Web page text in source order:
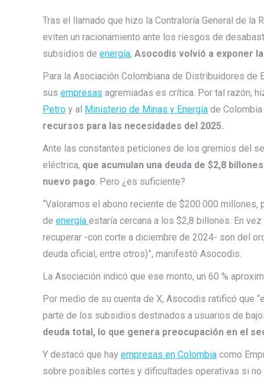
Tras el llamado que hizo la Contraloría General de la
eviten un racionamiento ante los riesgos de
subsidios de energía, Asocodis volvió a exponer
Para la Asociación Colombiana de Distribuidores
sus empresas agremiadas es crítica. Por tal razón,
Petro y al Ministerio de Minas y Energía de Colombia
recursos para las necesidades del 2025.
Ante las constantes peticiones de los gremios del
eléctrica, que acumulan una deuda de $2,8
nuevo pago. Pero ¿es suficiente?
“Valoramos el abono reciente de $200.000
de energía estaría cercana a los $2,8 billones. En
recuperar -con corte a diciembre de 2024- son del
deuda oficial, entre otros)”, manifestó Asocodis.
La Asociación indicó que ese monto, un 60 %
Por medio de su cuenta de X, Asocodis ratificó que
parte de los subsidios destinados a usuarios de
deuda total, lo que genera preocupación en el
Y destacó que hay empresas en Colombia como
sobre posibles cortes y dificultades operativas si no